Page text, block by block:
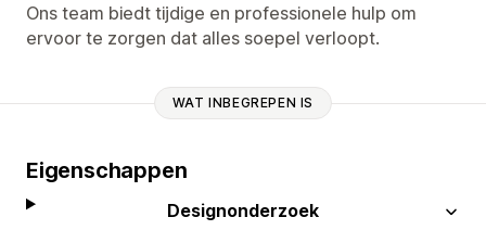
Ons team biedt tijdige en professionele hulp om
ervoor te zorgen dat alles soepel verloopt.
WAT INBEGREPEN IS
Eigenschappen
Designonderzoek